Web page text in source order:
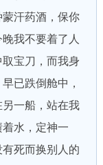
汗药酒，保你
我不要着了人
宝刀，而我身
已跌倒舱中，
一船，站在我
水，定神一
死而换别人的